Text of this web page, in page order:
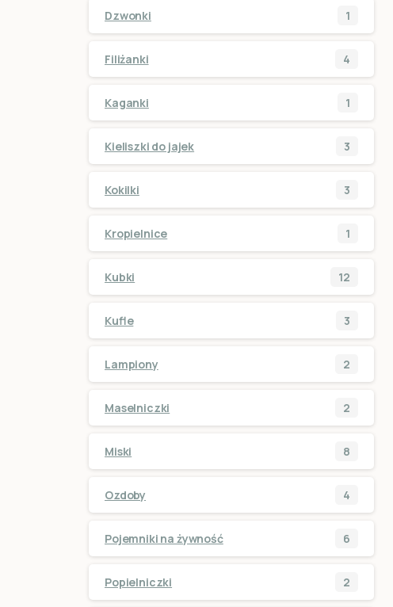
Dzwonki 1
Filiżanki 4
Kaganki 1
Kieliszki do jajek 3
Kokilki 3
Kropielnice 1
Kubki 12
Kufle 3
Lampiony 2
Maselniczki 2
Miski 8
Ozdoby 4
Pojemniki na żywność 6
Popielniczki 2